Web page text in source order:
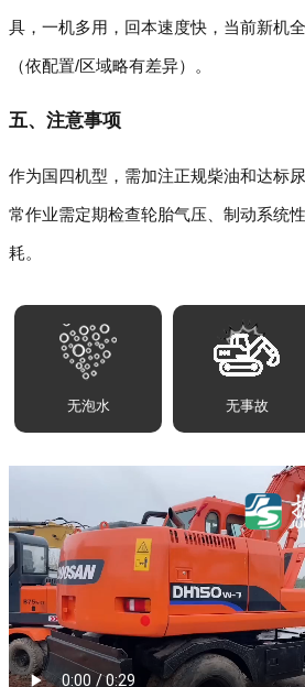
具，一机多用，回本速度快，当前新机
（依配置/区域略有差异）。
五、注意事项
作为国四机型，需加注正规柴油和达标
常作业需定期检查轮胎气压、制动系统
耗。
无泡水 无事故